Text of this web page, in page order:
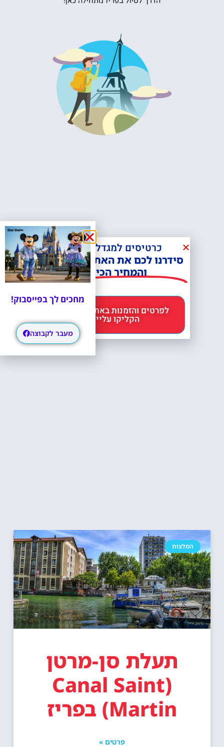
המלצות
תעלת סן-מרטן
(Canal Saint
Martin) בפריז
פרטים »
כרטיסים למגדל אייפל?
סידרנו לכם את האתר הכי אמין -
והמחיר הכי זול!
הקליקו עליי 😊
מחכים לך בפייסבוק!
מעבר לקבוצה